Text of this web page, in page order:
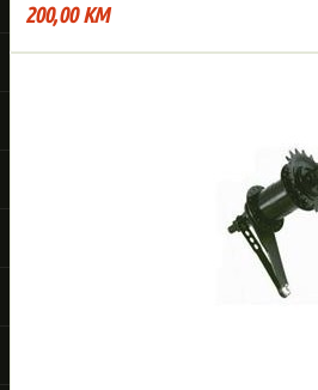
200,00 KM